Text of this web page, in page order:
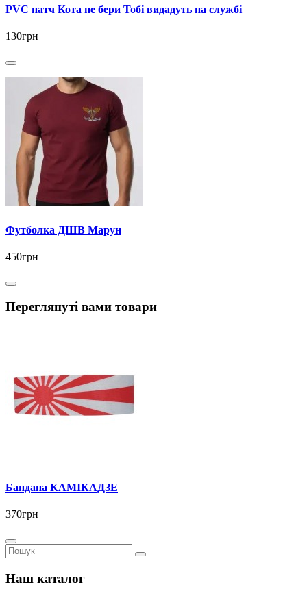
PVC патч Кота не бери Тобі видадуть на службі
130грн
Футболка ДШВ Марун
450грн
Переглянуті вами товари
Бандана КАМІКАДЗЕ
370грн
Наш каталог